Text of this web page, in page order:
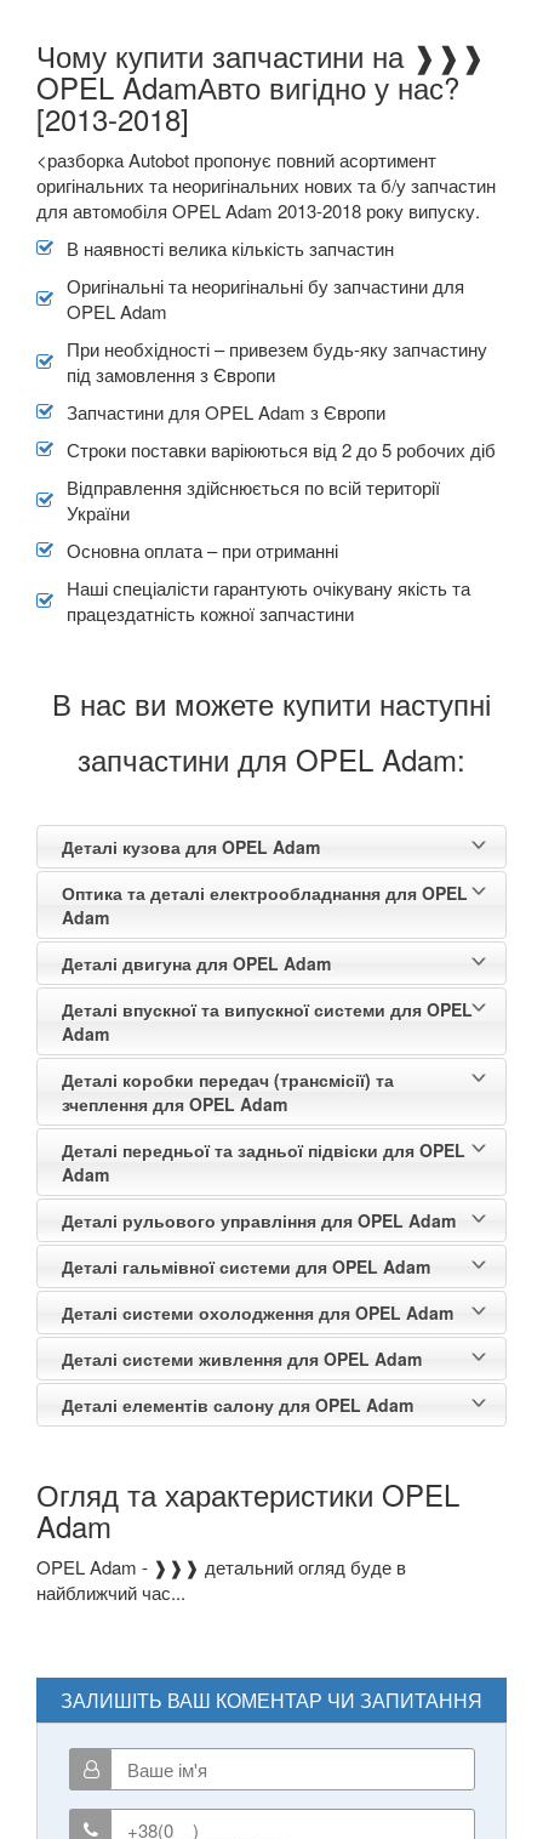
VOLKSWAGEN keyboard_arrow_down
VOLVO
В наявності!
Чому купити запчастини на ❱❱❱
OPEL AdamАвто вигідно у нас?
[2013-2018]
<разборка Autobot пропонує повний асортимент
оригінальних та неоригінальних нових та б/у запчастин
для автомобіля OPEL Adam 2013-2018 року випуску.
В наявності велика кількість запчастин
Оригінальні та неоригінальні бу запчастини для
OPEL Adam
При необхідності – привезем будь-яку запчастину
під замовлення з Європи
Запчастини для OPEL Adam з Європи
Строки поставки варіюються від 2 до 5 робочих діб
Відправлення здійснюється по всій території
України
Основна оплата – при отриманні
Наші спеціалісти гарантують очікувану якість та
працездатність кожної запчастини
В нас ви можете купити наступні
запчастини для OPEL Adam:
Деталі кузова для OPEL Adam
Оптика та деталі електрообладнання для OPEL
Adam
Деталі двигуна для OPEL Adam
Деталі впускної та випускної системи для OPEL
Adam
Деталі коробки передач (трансмісії) та
зчеплення для OPEL Adam
Деталі передньої та задньої підвіски для OPEL
Adam
Деталі рульового управління для OPEL Adam
Деталі гальмівної системи для OPEL Adam
Деталі системи охолодження для OPEL Adam
Деталі системи живлення для OPEL Adam
Деталі елементів салону для OPEL Adam
Огляд та характеристики OPEL
Adam
OPEL Adam - ❱❱❱ детальний огляд буде в
найближчий час...
ЗАЛИШІТЬ ВАШ КОМЕНТАР ЧИ ЗАПИТАННЯ